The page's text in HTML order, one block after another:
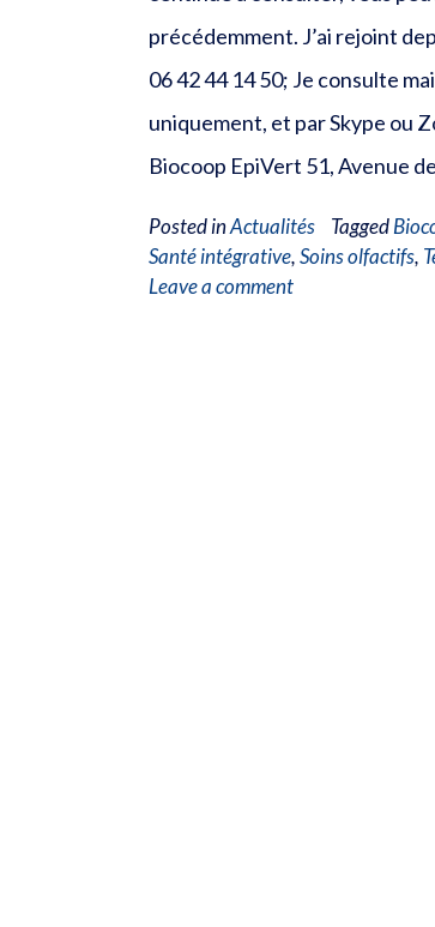
précédemment. J’ai rejoint
06 42 44 14 50; Je consulte
uniquement, et par Skype ou
Biocoop EpiVert 51, Avenue
Posted inActualités Tagged
Santé intégrative,Soins olfactifs,
Leave a comment